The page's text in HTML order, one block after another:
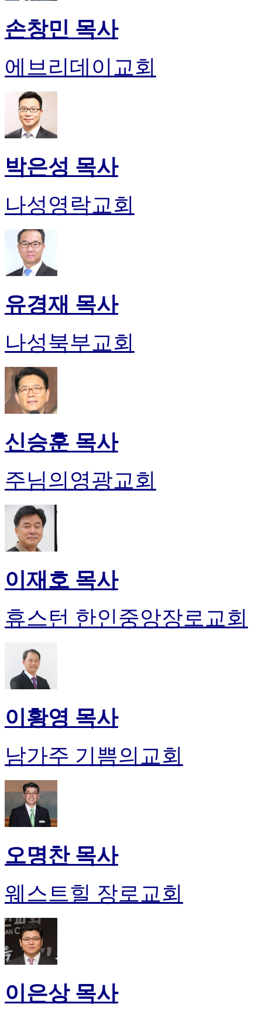
손창민 목사
에브리데이교회
박은성 목사
나성영락교회
유경재 목사
나성북부교회
신승훈 목사
주님의영광교회
이재호 목사
휴스턴 한인중앙장로교회
이황영 목사
남가주 기쁨의교회
오명찬 목사
웨스트힐 장로교회
이은상 목사